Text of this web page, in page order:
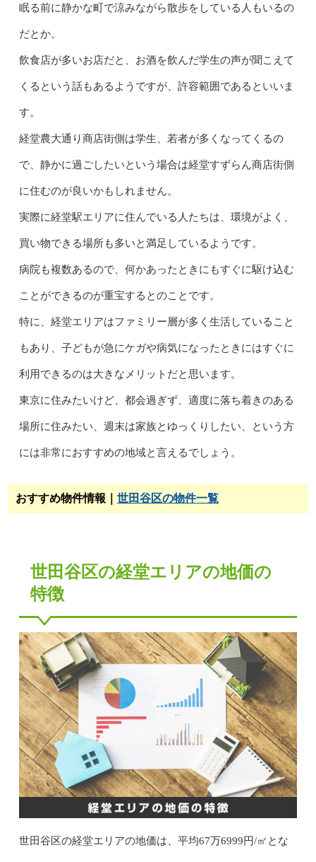
眠る前に静かな町で涼みながら散歩をしている人もいるの
だとか。
飲食店が多いお店だと、お酒を飲んだ学生の声が聞こえて
くるという話もあるようですが、許容範囲であるといいま
す。
経堂農大通り商店街側は学生、若者が多くなってくるの
で、静かに過ごしたいという場合は経堂すずらん商店街側
に住むのが良いかもしれません。
実際に経堂駅エリアに住んでいる人たちは、環境がよく、
買い物できる場所も多いと満足しているようです。
病院も複数あるので、何かあったときにもすぐに駆け込む
ことができるのが重宝するとのことです。
特に、経堂エリアはファミリー層が多く生活していること
もあり、子どもが急にケガや病気になったときにはすぐに
利用できるのは大きなメリットだと思います。
東京に住みたいけど、都会過ぎず、適度に落ち着きのある
場所に住みたい、週末は家族とゆっくりしたい、という方
には非常におすすめの地域と言えるでしょう。
おすすめ物件情報｜ 世田谷区の物件一覧
世田谷区の経堂エリアの地価の
特徴
世田谷区の経堂エリアの地価は、平均67万6999円/㎡とな